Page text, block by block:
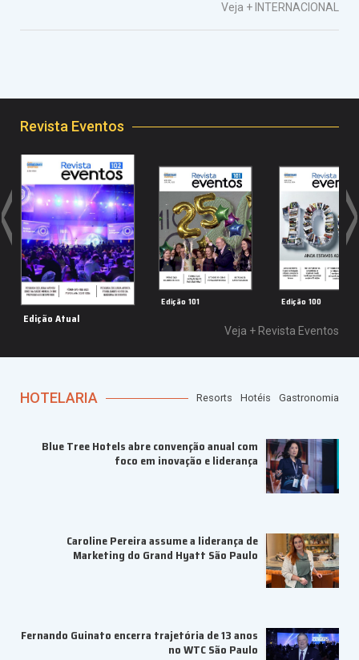
Veja + INTERNACIONAL
Revista Eventos
< >
Edição Atual
Edição 101 Edição 100
Veja + Revista Eventos
HOTELARIA Resorts Hotéis
Gastronomia
Blue Tree Hotels abre convenção anual com
foco em inovação e liderança
Caroline Pereira assume a liderança de
Marketing do Grand Hyatt São Paulo
Fernando Guinato encerra trajetória de 13 anos
no WTC São Paulo